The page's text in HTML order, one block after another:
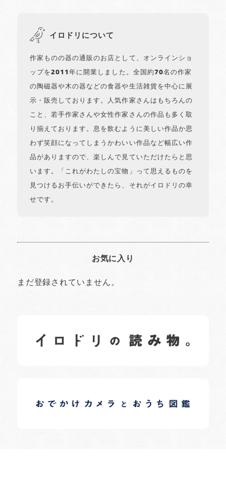
イロドリについて
作家ものの器の通販のお店として、オンラインショ
ップを2011年に開業しました。全国約70名の作家
の陶磁器や木の器などの食器や生活雑貨を中心に展
示・販売しております。人気作家さんはもちろんの
こと、若手作家さんや女性作家さんの作品も多く取
り揃えております。息を飲むように美しい作品か思
わず笑顔になってしまうかわいい作品など幅広い作
品がありますので、楽しんで見ていただけたらと思
います。「これがわたしの宝物」って思えるものを
見つけるお手伝いができたら、それがイロドリの幸
せです。
お気に入り
まだ登録されていません。
日常の様子など随時更新中です。
日常の様子など随時更新中です。